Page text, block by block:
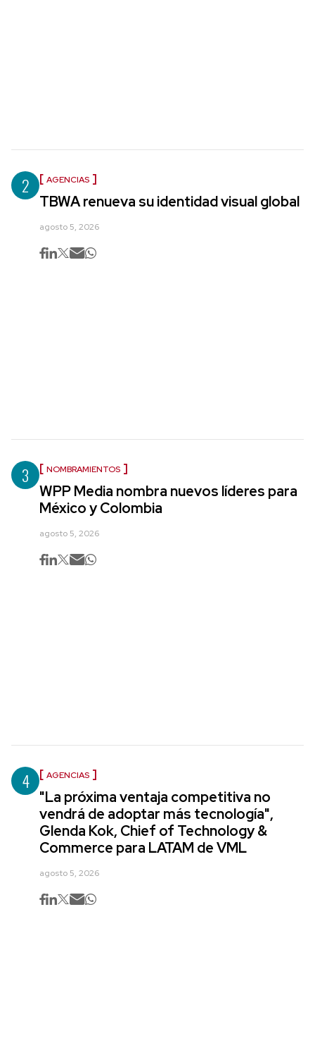
2 AGENCIAS
TBWA renueva su identidad visual global
agosto 5, 2026
3 NOMBRAMIENTOS
WPP Media nombra nuevos líderes para
México y Colombia
agosto 5, 2026
4 AGENCIAS
"La próxima ventaja competitiva no
vendrá de adoptar más tecnología",
Glenda Kok, Chief of Technology &
Commerce para LATAM de VML
agosto 5, 2026